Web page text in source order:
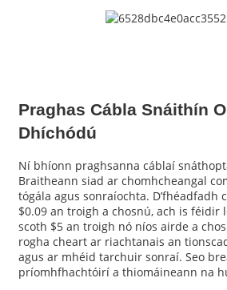
Praghas Cábla Snáithín
Dhíchódú
Ní bhíonn praghsanna cáblaí
Braitheann siad ar chomhcheangal
tógála agus sonraíochta. D’fhéadfadh
$0.09 an troigh a chosnú, ach is
scoth $5 an troigh nó níos airde a
rogha cheart ar riachtanais an
agus ar mhéid tarchuir sonraí. Seo
príomhfhachtóirí a thiomáineann na